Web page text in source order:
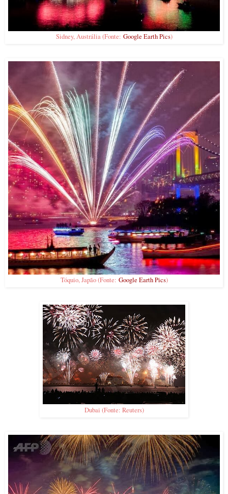
Sidney, Austrália (Fonte: Google Earth Pics)
Tóquio, Japão (Fonte: Google Earth Pics)
Dubai (Fonte: Reuters)